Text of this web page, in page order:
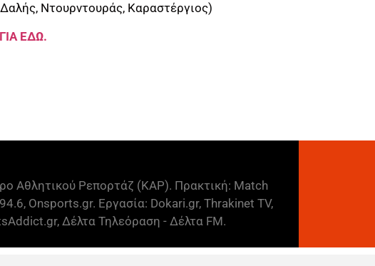
Ντουρντουράς, Καραστέργιος)
ΕΔΩ.
Αθλητικού Ρεπορτάζ (ΚΑΡ). Πρακτική: Match
Onsports.gr. Εργασία: Dokari.gr, Thrakinet TV,
Δέλτα Τηλεόραση - Δέλτα FM.